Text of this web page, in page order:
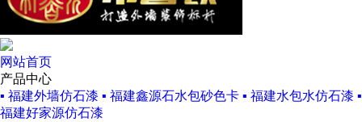
网站首页
产品中心
▪ 福建外墙仿石漆 ▪ 福建鑫源石水包砂色卡 ▪ 福建水包水仿石漆 ▪
福建好家源仿石漆